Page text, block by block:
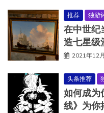
推荐 独游
在中世纪
造七星
2021年12
头条推荐
如何成为
线》为